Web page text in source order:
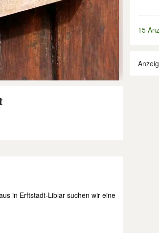
in Erftstadt-Liblar suchen wir eine
15